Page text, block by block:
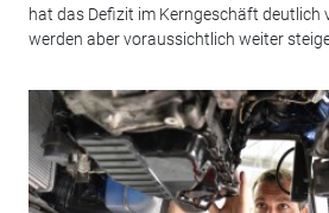
hat das Defizit im Kerngeschäft deutlich
werden aber voraussichtlich weiter